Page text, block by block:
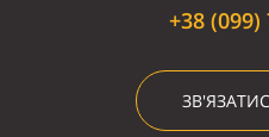
+38 (099)